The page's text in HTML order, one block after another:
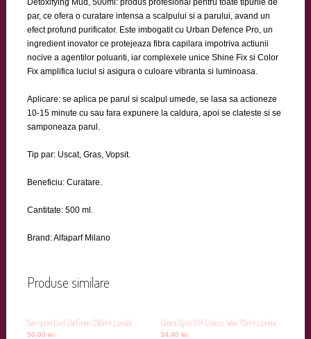
par, ce ofera o curatare intensa a scalpului si a parului, avand un
efect profund purificator. Este imbogatit cu Urban Defence Pro, un
ingredient inovator ce protejeaza fibra capilara impotriva actiunii
nocive a agentilor poluanti, iar complexele unice Shine Fix si Color
Fix amplifica luciul si asigura o culoare vibranta si luminoasa.
Aplicare: se aplica pe parul si scalpul umede, se lasa sa actioneze
10-15 minute cu sau fara expunere la caldura, apoi se clateste si se
samponeaza parul.
Tip par: Uscat, Gras, Vopsit.
Beneficiu: Curatare.
Cantitate: 500 ml.
Brand: Alfaparf Milano
Produse similare
Sampon Curl Definer 250ml Londa
50,00 lei
Ceara Spin Off Classic Wax 75ml Londa
34,40lei